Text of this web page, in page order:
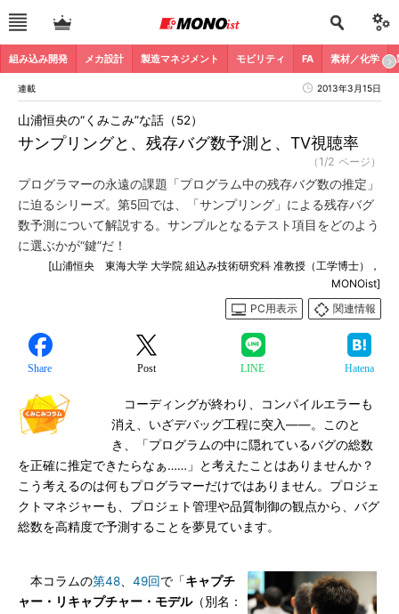
組み込み開発 メカ設計 製造マネジメント モビリティ FA 素材／化学
連載 2013年3月15日
サンプリングと、残存バグ数予測と、TV視聴率
山浦恒央の“くみこみ”な話（52）
（1/2 ページ）
プログラマーの永遠の課題「プログラム中の残存バグ数の推定」
に迫るシリーズ。第5回では、「サンプリング」による残存バグ
数予測について解説する。サンプルとなるテスト項目をどのよう
に選ぶかが“鍵”だ！
[山浦恒央 東海大学 大学院 組込み技術研究科 准教授（工学博士），
MONOist]
PC用表示
関連情報
Share Post LINE Hatena
コーディングが終わり、コンパイルエラーも
消え、いざデバッグ工程に突入――。このと
き、「プログラムの中に隠れているバグの総数
を正確に推定できたらなぁ……」と考えたことはありませんか？
こう考えるのは何もプログラマーだけではありません。プロジェ
クトマネジャーも、プロジェト管理や品質制御の観点から、バグ
総数を高精度で予測することを夢見ています。
本コラムの第48 49回で「キャプチ
ャー・リキャプチャー・モデル（別名：